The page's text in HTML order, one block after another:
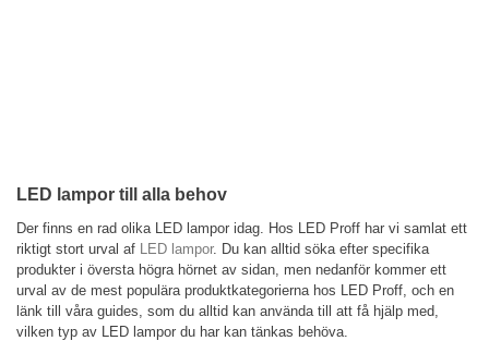
LED lampor till alla behov
Der finns en rad olika LED lampor idag. Hos LED Proff har vi samlat ett
riktigt stort urval af LED lampor. Du kan alltid söka efter specifika
produkter i översta högra hörnet av sidan, men nedanför kommer ett
urval av de mest populära produktkategorierna hos LED Proff, och en
länk till våra guides, som du alltid kan använda till att få hjälp med,
vilken typ av LED lampor du har kan tänkas behöva.